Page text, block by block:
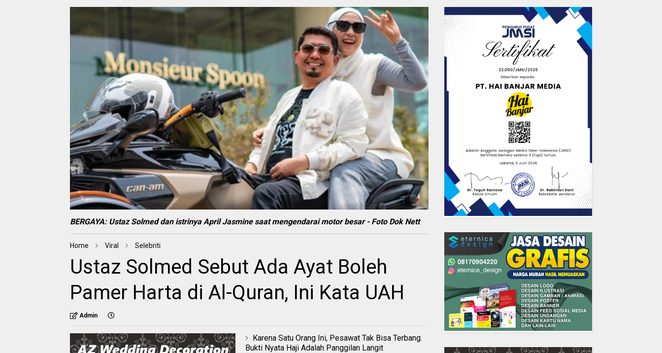
BERGAYA: Ustaz Solmed dan istrinya April Jasmine saat mengendarai motor besar - Foto Dok Nett
Home Viral Selebriti
Ustaz Solmed Sebut Ada Ayat Boleh
Pamer Harta di Al-Quran, Ini Kata UAH
Admin
Karena Satu Orang Ini, Pesawat Tak Bisa Terbang.
Bukti Nyata Haji Adalah Panggilan Langit